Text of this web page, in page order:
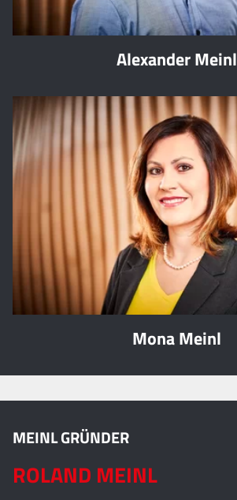
Alexander Meinl
Mona Meinl
MEINL GRÜNDER
ROLAND MEINL